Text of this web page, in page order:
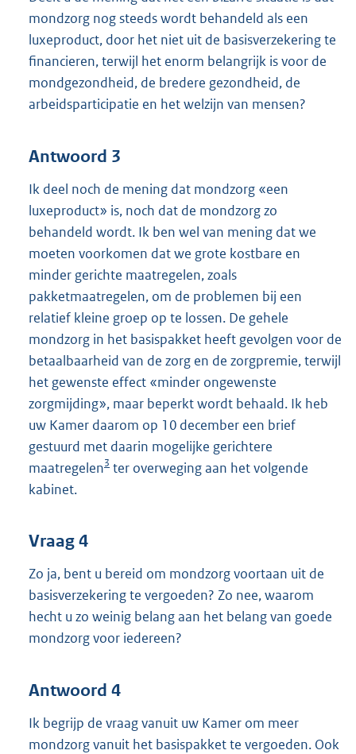
mondzorg nog steeds wordt behandeld als een
luxeproduct, door het niet uit de basisverzekering te
financieren, terwijl het enorm belangrijk is voor de
mondgezondheid, de bredere gezondheid, de
arbeidsparticipatie en het welzijn van mensen?
Antwoord 3
Ik deel noch de mening dat mondzorg «een
luxeproduct» is, noch dat de mondzorg zo
behandeld wordt. Ik ben wel van mening dat we
moeten voorkomen dat we grote kostbare en
minder gerichte maatregelen, zoals
pakketmaatregelen, om de problemen bij een
relatief kleine groep op te lossen. De gehele
mondzorg in het basispakket heeft gevolgen voor de
betaalbaarheid van de zorg en de zorgpremie, terwijl
het gewenste effect «minder ongewenste
zorgmijding», maar beperkt wordt behaald. Ik heb
uw Kamer daarom op 10 december een brief
gestuurd met daarin mogelijke gerichtere
maatregelen3 ter overweging aan het volgende
kabinet.
Vraag 4
Zo ja, bent u bereid om mondzorg voortaan uit de
basisverzekering te vergoeden? Zo nee, waarom
hecht u zo weinig belang aan het belang van goede
mondzorg voor iedereen?
Antwoord 4
Ik begrijp de vraag vanuit uw Kamer om meer
mondzorg vanuit het basispakket te vergoeden. Ook